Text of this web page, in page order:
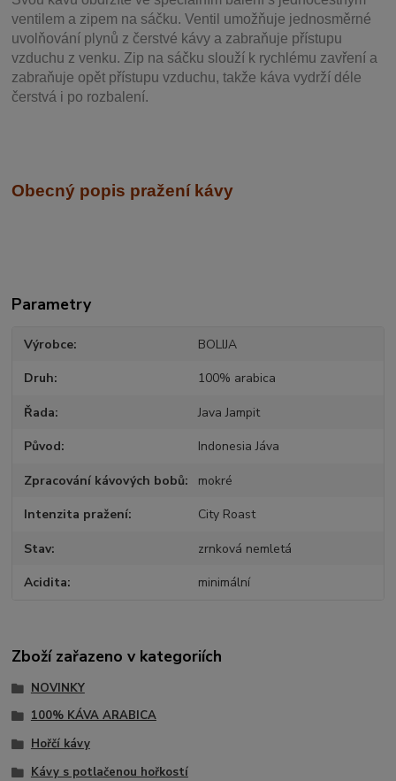
ventilem a zipem na sáčku. Ventil umožňuje jednosměrné
uvolňování plynů z čerstvé kávy a zabraňuje přístupu
vzduchu z venku. Zip na sáčku slouží k rychlému zavření a
zabraňuje opět přístupu vzduchu, takže káva vydrží déle
čerstvá i po rozbalení.
Obecný popis pražení kávy
Parametry
Výrobce BOLIJA
Druh 100% arabica
Řada Java Jampit
Původ Indonesia Jáva
Zpracování kávových bobů mokré
Intenzita pražení City Roast
Stav zrnková nemletá
Acidita minimální
Zboží zařazeno v kategoriích
NOVINKY
100% KÁVA ARABICA
Hořčí kávy
Kávy s potlačenou hořkostí